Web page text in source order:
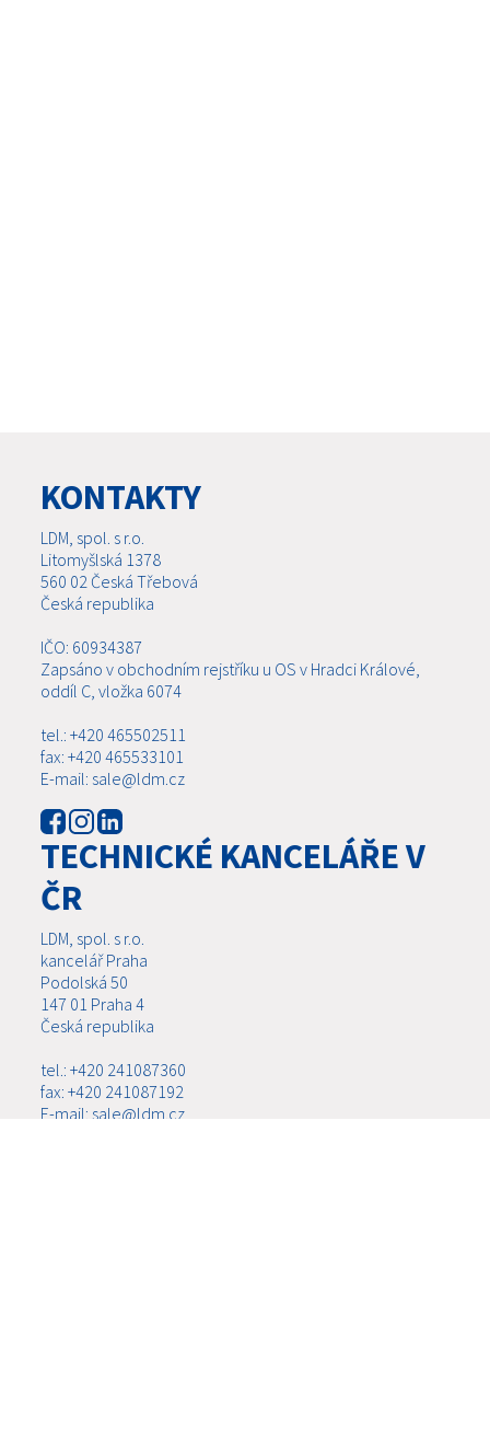
KONTAKTY
LDM, spol. s r.o.
Litomyšlská 1378
560 02 Česká Třebová
Česká republika
IČO: 60934387
Zapsáno v obchodním rejstříku u OS v Hradci Králové,
oddíl C, vložka 6074
tel.: +420 465502511
fax: +420 465533101
E-mail: sale@ldm.cz
TECHNICKÉ KANCELÁŘE V
ČR
LDM, spol. s r.o.
kancelář Praha
Podolská 50
147 01 Praha 4
Česká republika
tel.: +420 241087360
fax: +420 241087192
E-mail: sale@ldm.cz